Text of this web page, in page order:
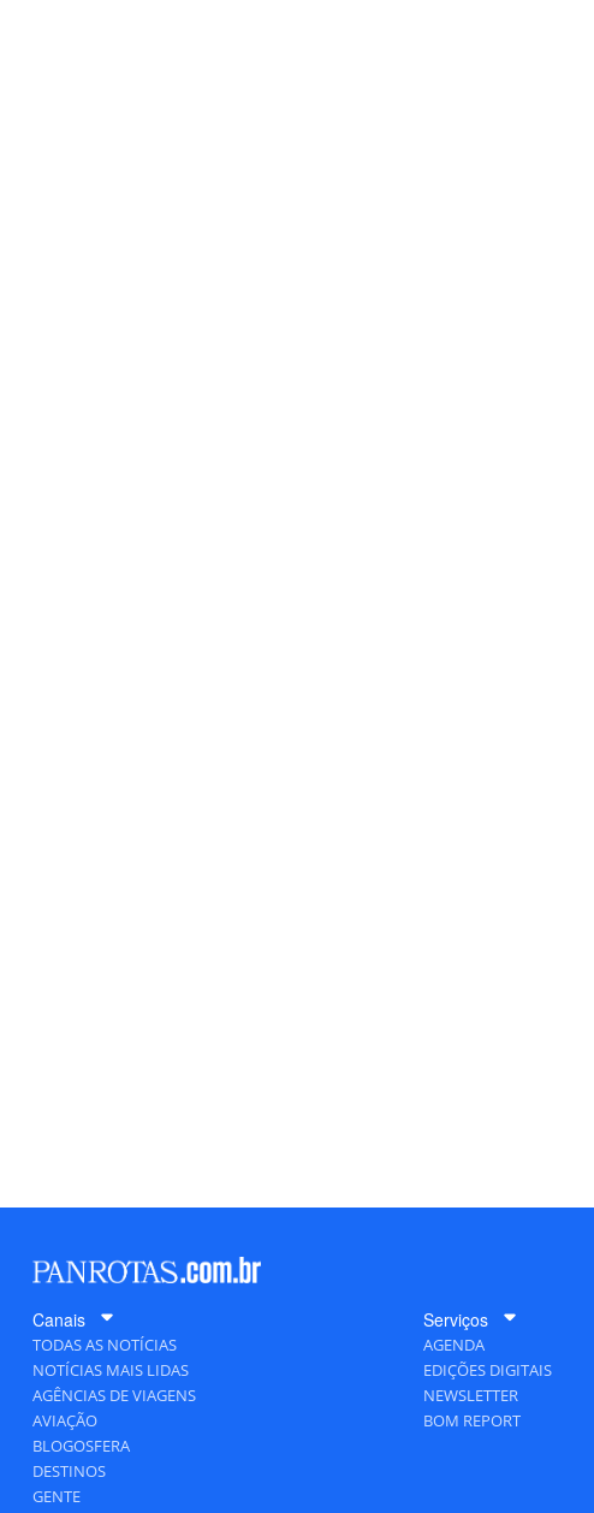
Canais
TODAS AS NOTÍCIAS
NOTÍCIAS MAIS LIDAS
AGÊNCIAS DE VIAGENS
AVIAÇÃO
BLOGOSFERA
DESTINOS
GENTE
Serviços
AGENDA
EDIÇÕES DIGITAIS
NEWSLETTER
BOM REPORT